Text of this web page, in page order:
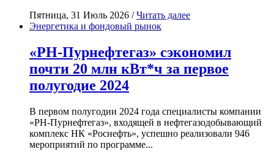
Пятница, 31 Июль 2026 /Читать далее
Энергетика и фондовый рынок
«РН-Пурнефтегаз» сэкономил
почти 20 млн кВт*ч за первое
полугодие 2024
В первом полугодии 2024 года специалисты компании
«РН-Пурнефтегаз», входящей в нефтегазодобывающий
комплекс НК «Роснефть», успешно реализовали 946
мероприятий по программе...